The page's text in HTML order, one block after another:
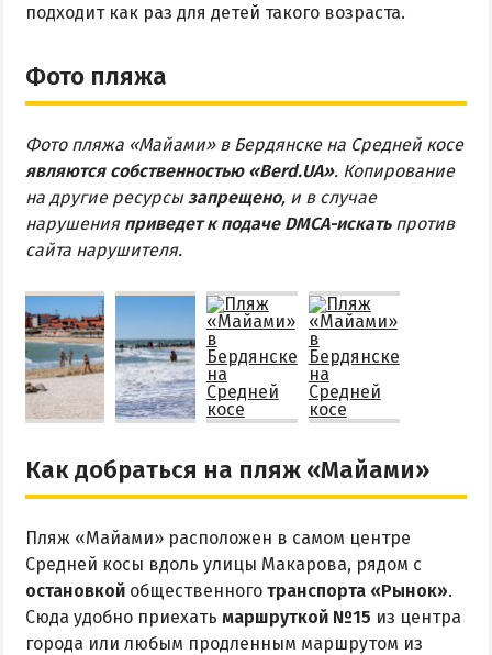
подходит как раз для детей такого возраста.
Фото пляжа
Фото пляжа «Майами» в Бердянске на Средней косе
являются собственностью «Berd.UA». Копирование
на другие ресурсызапрещено, и в случае
нарушения приведет к подаче DMCA-искатьпротив
сайта нарушителя.
Как добраться на пляж «Майами»
Пляж «Майами» расположен в самом центре
Средней косы вдоль улицы Макарова, рядом с
остановкой общественного транспорта «Рынок».
Сюда удобно приехать маршруткой №15 из центра
города или любым продленным маршрутом из